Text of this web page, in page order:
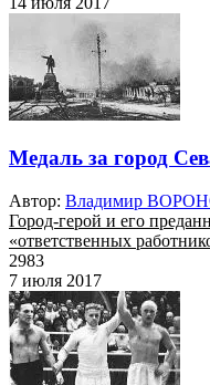
Медаль за город
Автор: Владимир
Город-герой и его
«ответственных
2983
7 июля 2017